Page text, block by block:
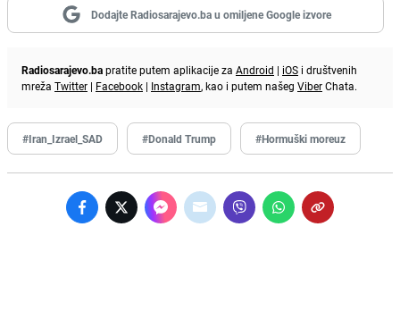
Dodajte Radiosarajevo.ba u omiljene Google izvore
Radiosarajevo.bapratite putem aplikacije za Android | iOS i društvenih
mreža Twitter | Facebook | Instagram, kao i putem našeg ViberChata.
#Iran_Izrael_SAD #Donald Trump #Hormuški moreuz